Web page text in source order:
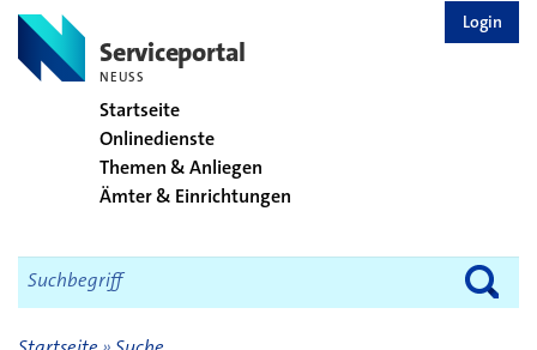
Serviceportal
NEUSS
Startseite
Onlinedienste
Themen & Anliegen
Ämter & Einrichtungen
Login